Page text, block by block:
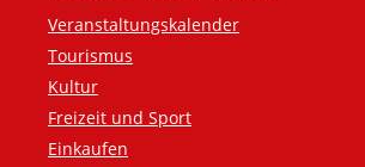
Veranstaltungskalender
Tourismus
Kultur
Freizeit und Sport
Einkaufen